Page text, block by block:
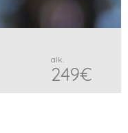
alk.
249€